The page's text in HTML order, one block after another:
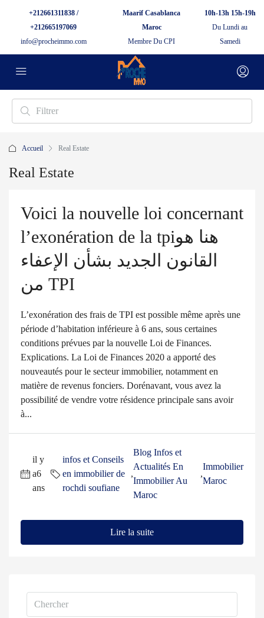
+212661311838 /
+212665197069
info@procheimmo.com
Maarif Casablanca
Maroc
Membre Du CPI
10h-13h 15h-19h
Du Lundi au
Samedi
Accueil Real Estate
Real Estate
Voici la nouvelle loi concernant
l’exonération de la tpiهنا هو
القانون الجديد بشأن الإعفاء
من TPI
L’exonération des frais de TPI est possible même après une
période d’habitation inférieure à 6 ans, sous certaines
conditions prévues par la nouvelle Loi de Finances.
Explications. La Loi de Finances 2020 a apporté des
nouveautés pour le secteur immobilier, notamment en
matière de revenus fonciers. Dorénavant, vous avez la
possibilité de vendre votre résidence principale sans avoir
à...
il y
a6
ans
infos et Conseils
en immobilier de
rochdi soufiane
,
Blog Infos et
Actualités En
Immobilier Au
Maroc
,
Immobilier
Maroc
Lire la suite